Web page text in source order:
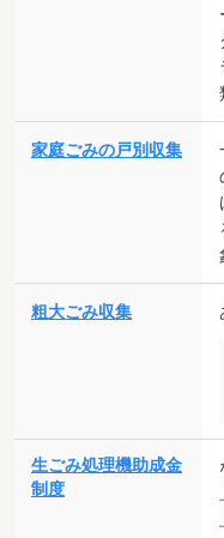
家庭ごみの戸別収集
粗大ごみ収集
生ごみ処理機助成金
制度